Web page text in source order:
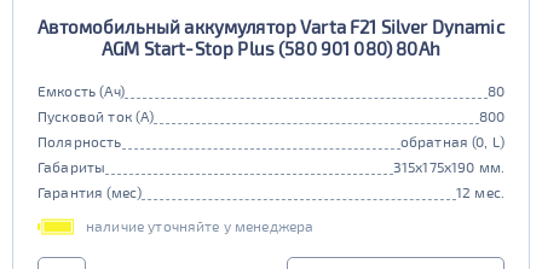
Автомобильный аккумулятор Varta F21 Silver Dynamic
AGM Start-Stop Plus (580 901 080) 80Ah
Емкость (Ач)
80
Пусковой ток (А)
800
Полярность
обратная (0, L)
Габариты
315x175x190 мм.
Гарантия (мес)
12 мес.
наличие уточняйте у менеджера